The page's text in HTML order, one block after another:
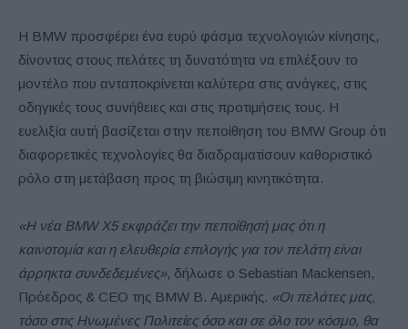
Η BMW προσφέρει ένα ευρύ φάσμα τεχνολογιών κίνησης,
δίνοντας στους πελάτες τη δυνατότητα να επιλέξουν το
μοντέλο που ανταποκρίνεται καλύτερα στις ανάγκες, στις
οδηγικές τους συνήθειες και στις προτιμήσεις τους. Η
ευελιξία αυτή βασίζεται στην πεποίθηση του BMW Group ότι
διαφορετικές τεχνολογίες θα διαδραματίσουν καθοριστικό
ρόλο στη μετάβαση προς τη βιώσιμη κινητικότητα.
«Η νέα BMW X5 εκφράζει την πεποίθησή μας ότι η
καινοτομία και η ελευθερία επιλογής για τον πελάτη είναι
άρρηκτα συνδεδεμένες», δήλωσε ο Sebastian Mackensen,
Πρόεδρος & CEO της BMW Β. Αμερικής. «Οι πελάτες μας,
τόσο στις Ηνωμένες Πολιτείες όσο και σε όλο τον κόσμο, θα